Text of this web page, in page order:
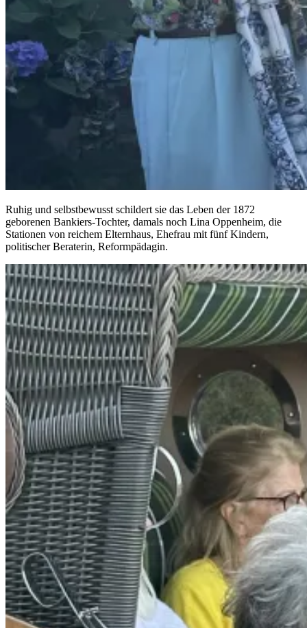
Ruhig und selbstbewusst schildert sie das Leben der 1872
geborenen Bankiers-Tochter, damals noch Lina Oppenheim, die
Stationen von reichem Elternhaus, Ehefrau mit fünf Kindern,
politischer Beraterin, Reformpädagin.